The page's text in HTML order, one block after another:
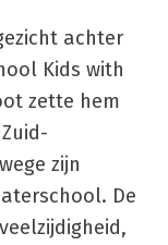
achter
Kids with
zette hem
zijn
De